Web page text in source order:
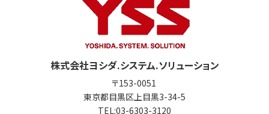
株式会社ヨシダ.システム.ソリューション
〒153-0051
東京都目黒区上目黒3-34-5
TEL:03-6303-3120